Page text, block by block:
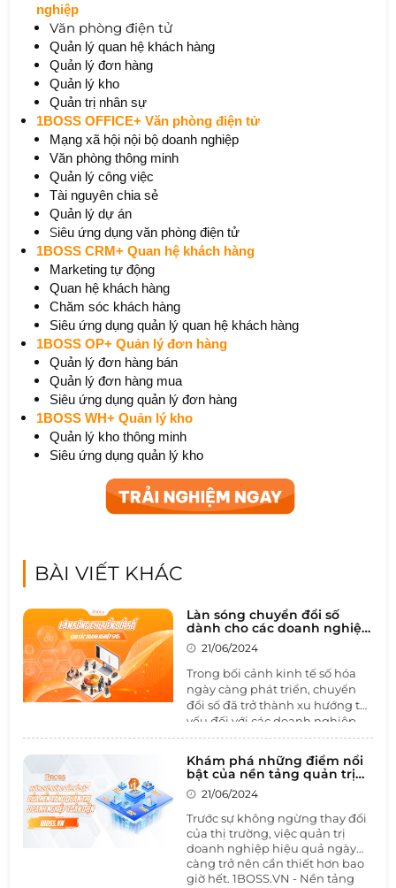
nghiệp
​​Văn phòng điện tử
Quản lý quan hệ khách hàng
Quản lý đơn hàng
Quản lý kho
Quản trị nhân sự
1BOSS OFFICE+ Văn phòng điện tử
Mạng xã hội nội bộ doanh nghiệp
Văn phòng thông minh
Quản lý công việc
Tài nguyên chia sẻ
Quản lý dự án
Siêu ứng dụng văn phòng điện tử
1BOSS CRM+ Quan hệ khách hàng
Marketing tự động
Quan hệ khách hàng
Chăm sóc khách hàng
Siêu ứng dụng quản lý quan hệ khách hàng
1BOSS OP+ Quản lý đơn hàng
Quản lý đơn hàng bán
Quản lý đơn hàng mua
Siêu ứng dụng quản lý đơn hàng
1BOSS WH+ Quản lý kho
Quản lý kho thông minh
Siêu ứng dụng quản lý kho
BÀI VIẾT KHÁC
Làn sóng chuyển đổi số
dành cho các doanh nghiệp
SMEs
21/06/2024
Trong bối cảnh kinh tế số hóa
ngày càng phát triển, chuyển
đổi số đã trở thành xu hướng tất
yếu đối với các doanh nghiệp,
đặc biệt là các doanh nghiệp
vừa và nhỏ (SMEs). Việc áp dụng
công nghệ kỹ thuật số không
chỉ giúp tối ưu hóa quy trình
vận hành mà còn nâng cao
năng lực cạnh tranh và cải thiện
trải nghiệm khách hàng. Hãy
cùng 1BOSS khám phá làn sóng
chuyển đổi số và những lợi ích
mà nó mang lại cho các SMEs là
Khám phá những điểm nổi
bật của nền tảng quản trị
doanh nghiệp toàn diện
1BOSS
21/06/2024
Trước sự không ngừng thay đổi
của thị trường, việc quản trị
doanh nghiệp hiệu quả ngày
càng trở nên cần thiết hơn bao
giờ hết. 1BOSS.VN - Nền tảng